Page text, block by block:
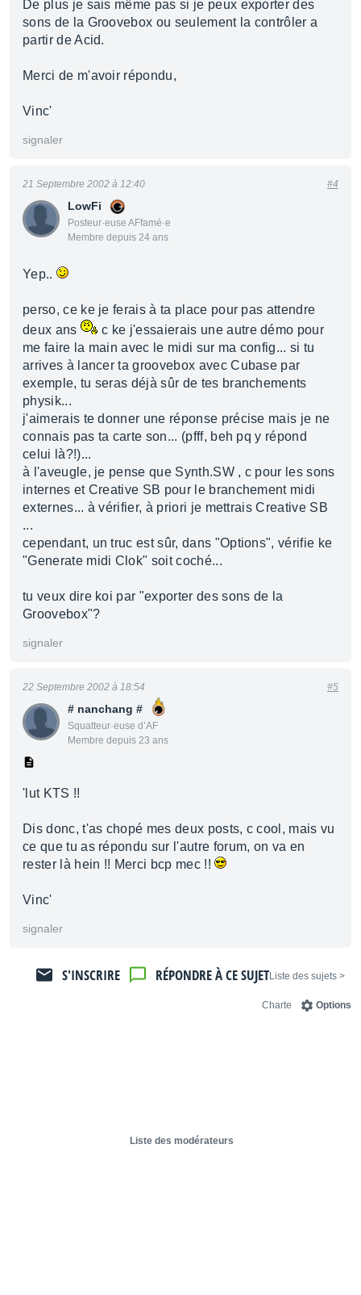
De plus je sais même pas si je peux exporter des
sons de la Groovebox ou seulement la contrôler a
partir de Acid.
Merci de m'avoir répondu,
Vinc'
signaler
LowFi
Posteur·euse AFfamé·e
Membre depuis 24 ans
21 Septembre 2002 à 12:40 #4
Yep..
perso, ce ke je ferais à ta place pour pas attendre
deux ans
c ke j'essaierais une autre démo pour
me faire la main avec le midi sur ma config... si tu
arrives à lancer ta groovebox avec Cubase par
exemple, tu seras déjà sûr de tes branchements
physik...
j'aimerais te donner une réponse précise mais je ne
connais pas ta carte son... (pfff, beh pq y répond
celui là?!)...
à l'aveugle, je pense que Synth.SW , c pour les sons
internes et Creative SB pour le branchement midi
externes... à vérifier, à priori je mettrais Creative SB
...
cependant, un truc est sûr, dans "Options", vérifie ke
"Generate midi Clok" soit coché...
tu veux dire koi par "exporter des sons de la
Groovebox"?
signaler
# nanchang #
Squatteur·euse d’AF
Membre depuis 23 ans
22 Septembre 2002 à 18:54 #5
'lut KTS !!
Dis donc, t'as chopé mes deux posts, c cool, mais vu
ce que tu as répondu sur l'autre forum, on va en
rester là hein !! Merci bcp mec !!
Vinc'
signaler
< Liste des sujets
RÉPONDRE À CE SUJET
S'INSCRIRE
Options
Charte
Liste des modérateurs